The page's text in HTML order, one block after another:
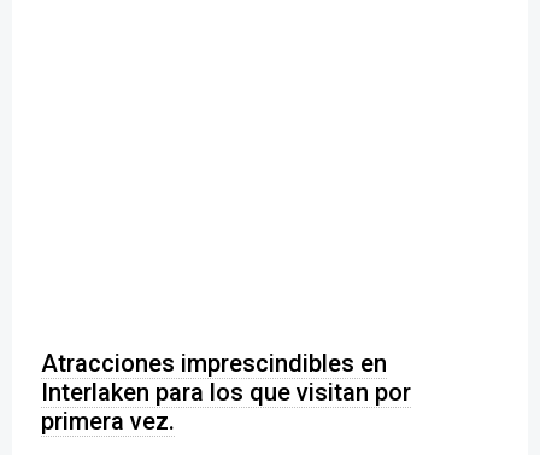
Atracciones imprescindibles en
Interlaken para los que visitan por
primera vez.